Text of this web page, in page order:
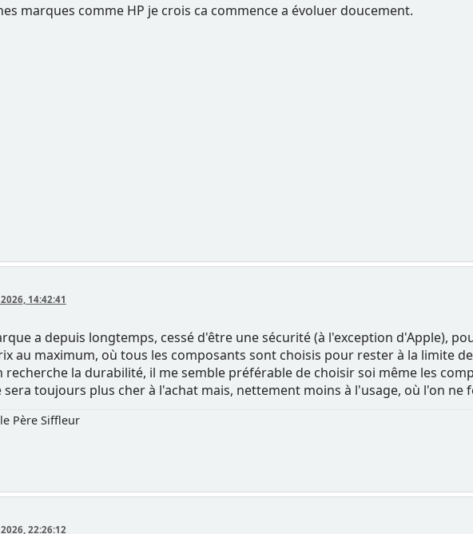
marques comme HP je crois ca commence a évoluer doucement.
14:42:41
a depuis longtemps, cessé d'être une sécurité (à l'exception d'Apple),
au maximum, où tous les composants sont choisis pour rester à la limite
recherche la durabilité, il me semble préférable de choisir soi même les
sera toujours plus cher à l'achat mais, nettement moins à l'usage, où l'on ne
Père Siffleur
22:26:12